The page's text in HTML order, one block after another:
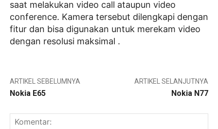
saat melakukan video call ataupun video
conference. Kamera tersebut dilengkapi dengan
fitur dan bisa digunakan untuk merekam video
dengan resolusi maksimal .
ARTIKEL SEBELUMNYA
Nokia E65
ARTIKEL SELANJUTNYA
Nokia N77